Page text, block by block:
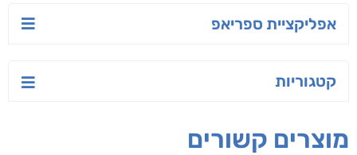
אפליקציית ספריאפ
קטגוריות
מוצרים קשורים